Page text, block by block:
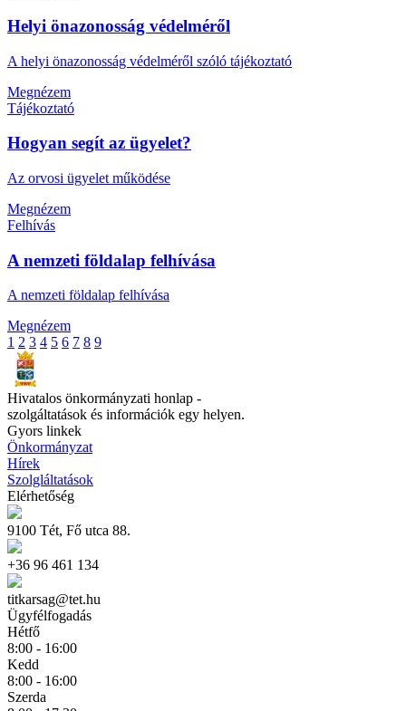
Helyi önazonosság védelméről
A helyi önazonosság védelméről szóló tájékoztató
Megnézem
Tájékoztató
Hogyan segít az ügyelet?
Az orvosi ügyelet működése
Megnézem
Felhívás
A nemzeti földalap felhívása
A nemzeti földalap felhívása
Megnézem
1 2 3 4 5 6 7 8 9
Hivatalos önkormányzati honlap -
szolgáltatások és információk egy helyen.
Gyors linkek
Önkormányzat
Hírek
Szolgláltatások
Elérhetőség
9100 Tét, Fő utca 88.
+36 96 461 134
titkarsag@tet.hu
Ügyfélfogadás
Hétfő
8:00 - 16:00
Kedd
8:00 - 16:00
Szerda